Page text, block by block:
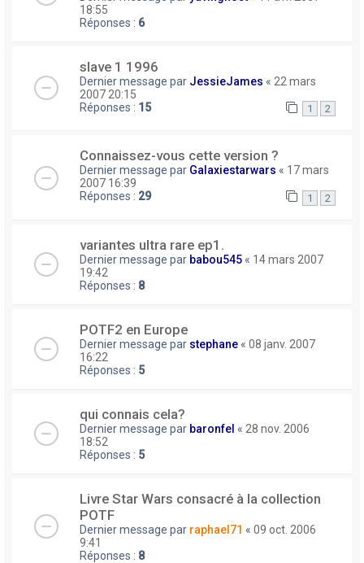
18:55
Réponses : 6
slave 1 1996
Dernier message par JessieJames « 22 mars
2007 20:15
Réponses : 15 1 2
Connaissez-vous cette version ?
Dernier message par Galaxiestarwars « 17 mars
2007 16:39
Réponses : 29 1 2
variantes ultra rare ep1.
Dernier message par babou545 « 14 mars 2007
19:42
Réponses : 8
POTF2 en Europe
Dernier message par stephane « 08 janv. 2007
16:22
Réponses : 5
qui connais cela?
Dernier message par baronfel « 28 nov. 2006
18:52
Réponses : 5
Livre Star Wars consacré à la collection
POTF
Dernier message par raphael71 « 09 oct. 2006
9:41
Réponses : 8